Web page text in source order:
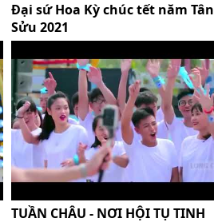
Đại sứ Hoa Kỳ chúc tết năm Tân
Sửu 2021
TUẦN CHÂU - NƠI HỘI TỤ TINH